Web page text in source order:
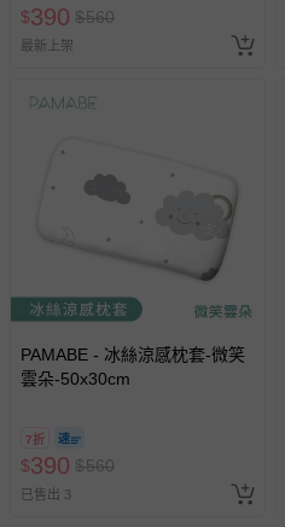
$390 $560
最新上架
PAMABE - 冰絲涼感枕套-微笑
雲朵-50x30cm
7折
$390 $560
已售出 3